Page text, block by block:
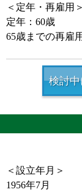
＜定年・再雇用＞
定年：60歳
65歳までの再雇
検討
＜設立年月＞
1956年7月